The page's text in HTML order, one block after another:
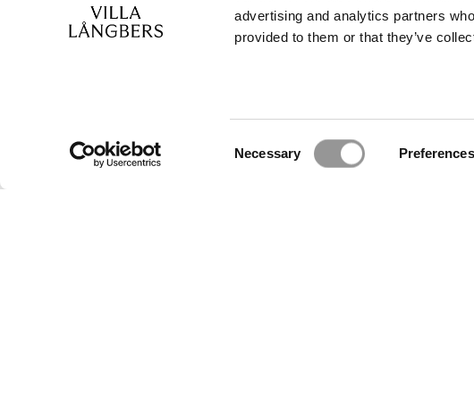
advertising and analytics partners
provided to them or that they’ve
Necessary Preferences
E-mail